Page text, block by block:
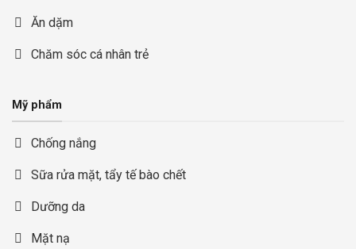
Ăn dặm
Chăm sóc cá nhân trẻ
Mỹ phẩm
Chống nắng
Sữa rửa mặt, tẩy tế bào chết
Dưỡng da
Mặt nạ